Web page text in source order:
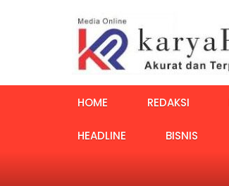
HOME REDAKSI
HEADLINE BISNIS